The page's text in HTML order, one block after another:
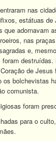
nas
estátuas de
que adornavam
nas
e,
de Jesus
os bolchevistas
comunista.
foram
para o